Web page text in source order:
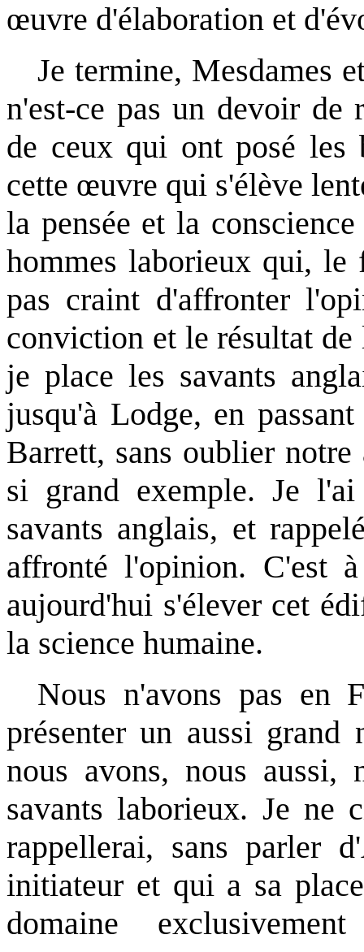
œuvre d'élaboration et
Je termine, Mesdames
n'est-ce pas un devoir de
de ceux qui ont posé les
cette œuvre qui s'élève
la pensée et la
hommes laborieux qui, le
pas craint d'affronter
conviction et le résultat
je place les savants
jusqu'à Lodge, en
Barrett, sans oublier
si grand exemple. Je
savants anglais, et
affronté l'opinion. C'est
aujourd'hui s'élever cet
la science humaine.
Nous n'avons pas en
présenter un aussi
nous avons, nous aussi,
savants laborieux. Je ne
rappellerai, sans parler
initiateur et qui a sa
domaine